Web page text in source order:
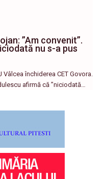
”Am convenit”.
nu s-a pus
închiderea CET Govora.
afirmă că ”niciodată…